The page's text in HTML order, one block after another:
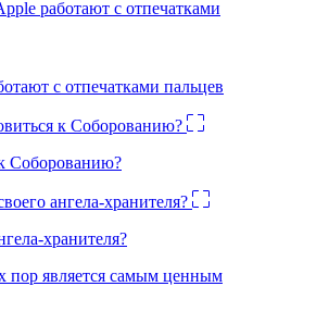
с отпечатками пальцев
Соборованию?
хранителя?